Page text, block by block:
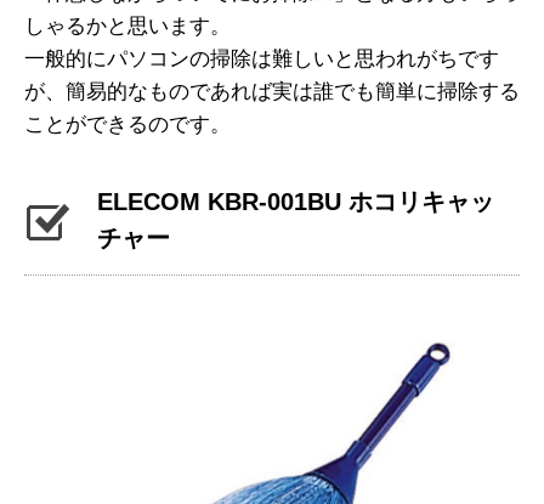
しゃるかと思います。
一般的にパソコンの掃除は難しいと思われがちです
が、簡易的なものであれば実は誰でも簡単に掃除する
ことができるのです。
ELECOM KBR-001BU ホコリキャッ
チャー